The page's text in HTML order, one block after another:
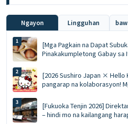
o
s
t
Ngayon Lingguhan
[Mga Pagkain na Dapat
Pinakakumpletong Gabay sa
ang mousse ace na
[2026 Sushiro Japan × Hello
pangarap na kolaborasyon!
kumpletong gabay sa limang
[Fukuoka Tenjin 2026]
– hindi mo na kailangang harapin